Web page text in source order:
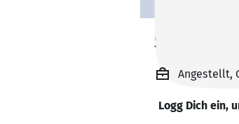
Simon
Angestellt,
Logg Dich ein,